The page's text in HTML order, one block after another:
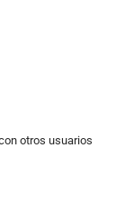
otros usuarios